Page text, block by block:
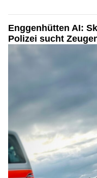
Enggenhütten AI:
Polizei sucht